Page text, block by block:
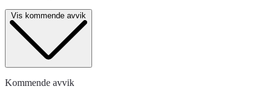
Vis kommende avvik
Kommende avvik